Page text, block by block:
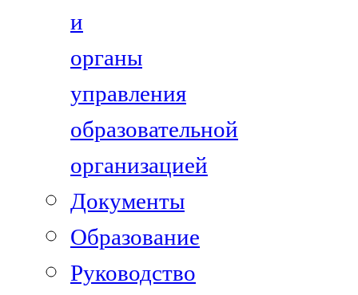
и
органы
управления
образовательной
организацией
Документы
Образование
Руководство